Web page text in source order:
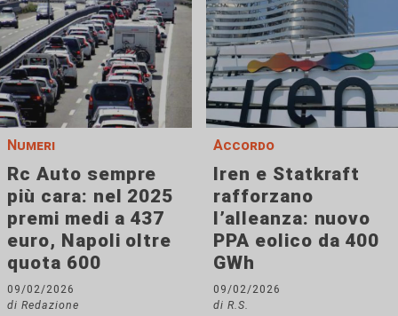
Numeri
Rc Auto sempre
più cara: nel 2025
premi medi a 437
euro, Napoli oltre
quota 600
09/02/2026
di Redazione
Accordo
Iren e Statkraft
rafforzano
l’alleanza: nuovo
PPA eolico da 400
GWh
09/02/2026
di R.S.